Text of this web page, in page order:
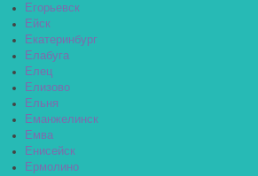
Егорьевск
Ейск
Екатеринбург
Елабуга
Елец
Елизово
Ельня
Еманжелинск
Емва
Енисейск
Ермолино